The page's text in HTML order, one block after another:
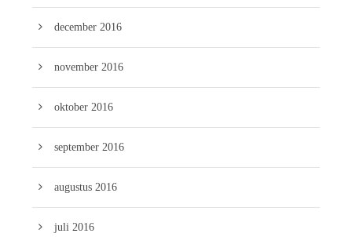
december 2016
november 2016
oktober 2016
september 2016
augustus 2016
juli 2016